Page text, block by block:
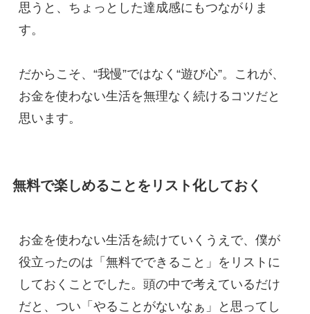
思うと、ちょっとした達成感にもつながりま
す。
だからこそ、“我慢”ではなく“遊び心”。これが、
お金を使わない生活を無理なく続けるコツだと
思います。
無料で楽しめることをリスト化しておく
お金を使わない生活を続けていくうえで、僕が
役立ったのは「無料でできること」をリストに
しておくことでした。頭の中で考えているだけ
だと、つい「やることがないなぁ」と思ってし